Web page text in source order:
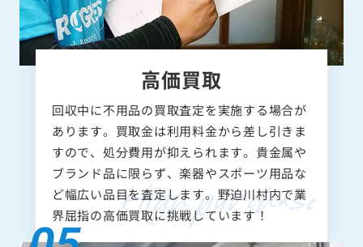
高価買取
回収中に不用品の買取査定を実施する場合が
あります。買取金は利用料金から差し引きま
すので、処分費用が抑えられます。貴金属や
ブランド品に限らず、楽器やスポーツ用品な
ど幅広い品目を査定します。野迫川村内で業
界屈指の高価買取に挑戦しています！